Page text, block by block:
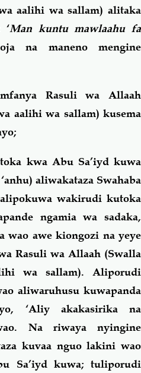
aalihi wa sallam) alitaka
‘Man kuntu mawlaahu fa
na maneno mengine
Rasuli wa Allaah
aalihi wa sallam) kusema
kwa Abu Sa’iyd kuwa
aliwakataza Swahaba
wakirudi kutoka
ngamia wa sadaka,
wao awe kiongozi na yeye
Rasuli wa Allaah (Swalla
wa sallam). Aliporudi
aliwaruhusu kuwapanda
‘Aliy akakasirika na
Na riwaya nyingine
kuvaa nguo lakini wao
Sa’iyd kuwa; tuliporudi